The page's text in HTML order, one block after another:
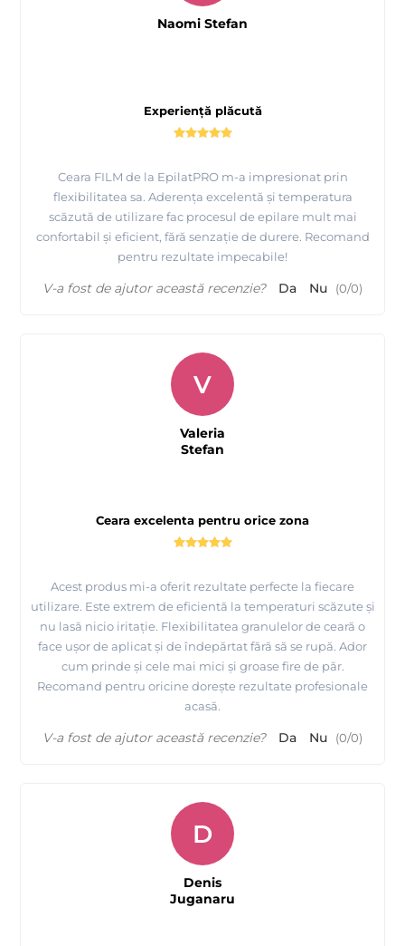
EpilatPRO fabricata in Italia
Prezentare si epilare picioare cu Ceara FILM elastica
Azulena - EpilatPRO
Experiență plăcută
Ceara FILM de la EpilatPRO m-a impresionat prin
flexibilitatea sa. Aderența excelentă și temperatura
scăzută de utilizare fac procesul de epilare mult mai
confortabil și eficient, fără senzație de durere. Recomand
pentru rezultate impecabile!
Naomi Stefan
V-a fost de ajutor această recenzie? Da Nu (0/0)
Ceara excelenta pentru orice zona
Acest produs mi-a oferit rezultate perfecte la fiecare
utilizare. Este extrem de eficientă la temperaturi scăzute și
nu lasă nicio iritație. Flexibilitatea granulelor de ceară o
face ușor de aplicat și de îndepărtat fără să se rupă. Ador
cum prinde și cele mai mici și groase fire de păr.
Recomand pentru oricine dorește rezultate profesionale
acasă.
V
Valeria
Stefan
V-a fost de ajutor această recenzie? Da Nu (0/0)
D
Denis
Juganaru